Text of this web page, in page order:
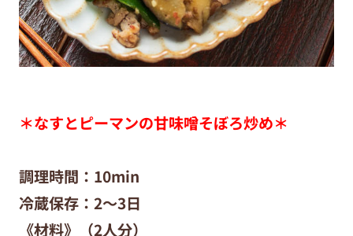
＊なすとピーマンの甘味噌そぼろ炒め＊
調理時間：10min
冷蔵保存：2〜3日
《材料》
（2人分）